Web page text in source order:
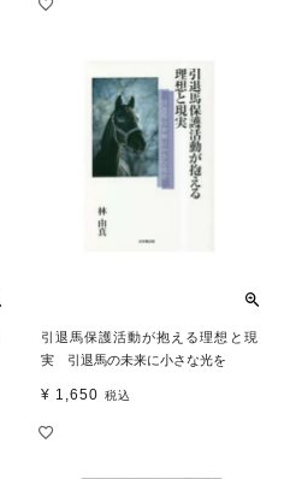
引退馬保護活動が抱える理想と現
実 引退馬の未来に小さな光を
¥ 1,650 税込